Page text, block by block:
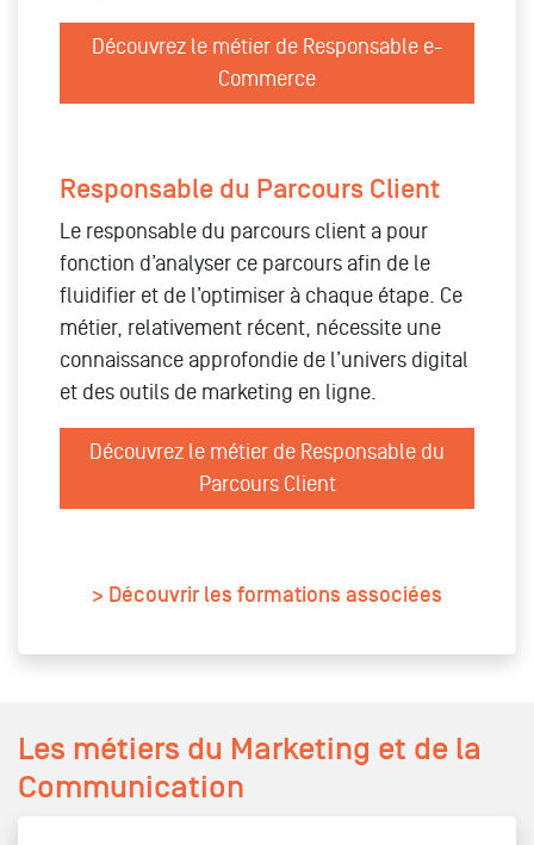
Découvrez le métier de Responsable e-
Commerce
Responsable du Parcours Client
Le responsable du parcours client a pour
fonction d’analyser ce parcours afin de le
fluidifier et de l’optimiser à chaque étape. Ce
métier, relativement récent, nécessite une
connaissance approfondie de l’univers digital
et des outils de marketing en ligne.
Découvrez le métier de Responsable du
Parcours Client
> Découvrir les formations associées
Les métiers du Marketing et de la
Communication